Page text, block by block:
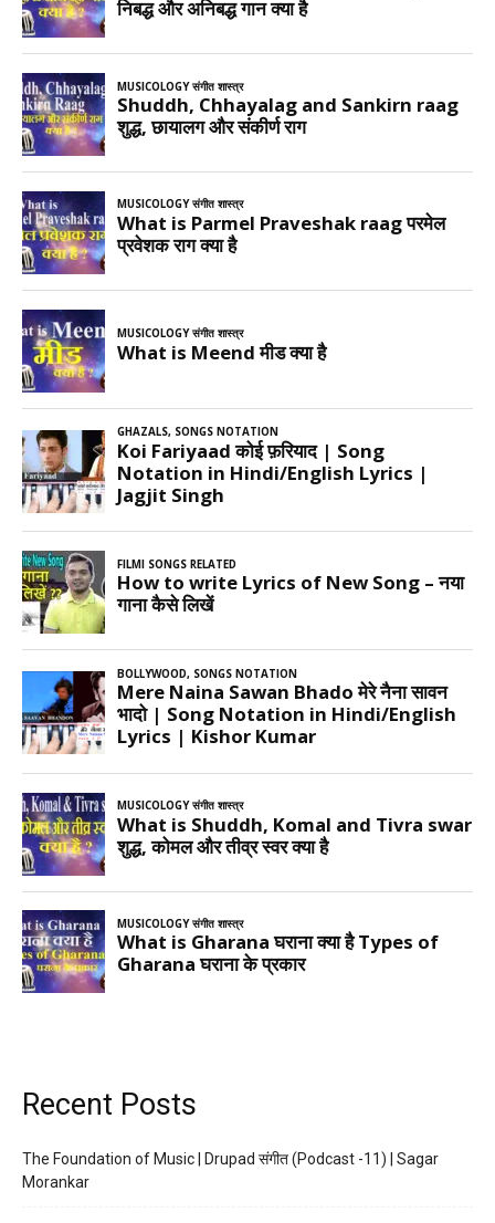
Recent Posts
The Foundation of Music | Drupad संगीत (Podcast -11) | Sagar
Morankar